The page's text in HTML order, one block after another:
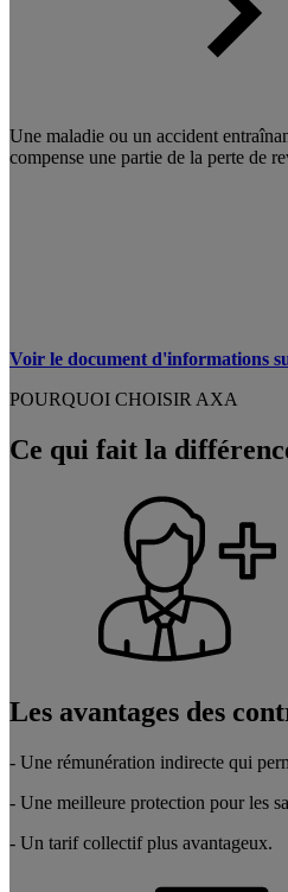
Une maladie ou un accident
compense une partie de la perte de
Voir le document d'informations
POURQUOI CHOISIR AXA
Ce qui fait la
Les avantages des
- Une rémunération indirecte qui
- Une meilleure protection pour les
- Un tarif collectif plus avantageux.